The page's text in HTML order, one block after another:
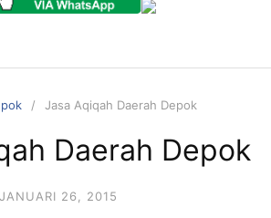
Jasa Aqiqah Daerah Depok
Daerah Depok
JANUARI 26, 2015